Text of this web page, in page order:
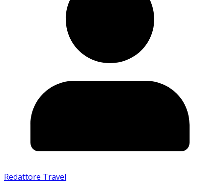
Redattore Travel